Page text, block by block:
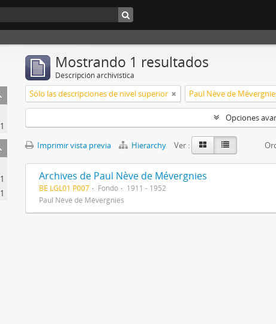
1
1
1
Mostrando 1 resultados
Descripción archivística
Sólo las descripciones de nivel superior Paul Nève de
Opciones
Imprimir vista previa Hierarchy Ver :
Archives de Paul Nève de Mévergnies
BE LGL01 P007 Fondo
1911 - 1952
Paul Nève de Mévergnies